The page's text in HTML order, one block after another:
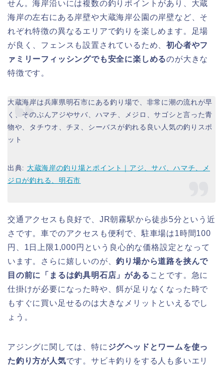
せん。海岸沿いには複数の釣りポイントがあり、大蔵
海岸の左右にある岸壁や大蔵海岸公園の岸壁など、そ
れぞれ特徴の異なるエリアで釣りを楽しめます。足場
が良く、フェンスも設置されているため、初心者やフ
ァミリーフィッシングでも安全に楽しめるのが大きな
特徴です。
大蔵海岸は兵庫県明石市にある釣り場で、非常に潮の流れが早
く、そのぶんアジやサバ、ハマチ、メジロ、サゴシと言った青
物や、タチウオ、チヌ、シーバスが釣れる良い人気の釣りスポ
ット
出典: 大蔵海岸の釣り場とポイント｜アジ、サバ、ハマチ、メ
ジロが釣れる、明石市
交通アクセスも良好で、JR朝霧駅から徒歩5分という近
さです。車でのアクセスも便利で、駐車場は1時間100
円、1日上限1,000円という良心的な価格設定となって
います。さらに嬉しいのが、釣り場から道路を挟んで
目の前に「まるは釣具明石店」がある ことです。急に
仕掛けが必要になった時や、餌が足りなくなった時で
もすぐに買い足せるのは大きなメリットといえるでし
ょう。
アジングに関しては、特にジグヘッドとワームを使っ
た釣り方が人気です。サビキ釣りをする人も多いエリ